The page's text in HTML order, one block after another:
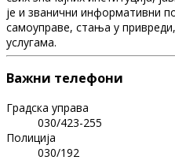
је и званични информативни
самоуправе, стања у
услугама.
Важни телефони
Градска управа
030/423-255
Полиција
030/192